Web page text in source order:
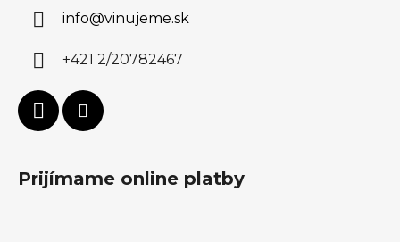
info@vinujeme.sk
+421 2/20782467
Prijímame online platby